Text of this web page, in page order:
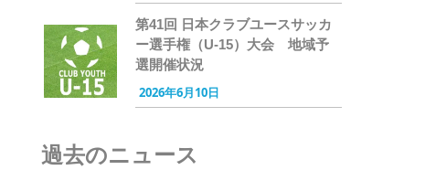
第41回 日本クラブユースサッカ
ー選手権（U-15）大会 地域予
選開催状況
2026年6月10日
過去のニュース